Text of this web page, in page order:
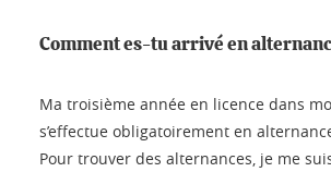
Comment es-tu arrivé en
Ma troisième année en licence dans
s’effectue obligatoirement en
Pour trouver des alternances, je me